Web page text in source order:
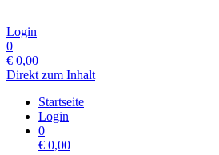
Login
0
€ 0,00
Direkt zum Inhalt
Startseite
Login
0
€ 0,00